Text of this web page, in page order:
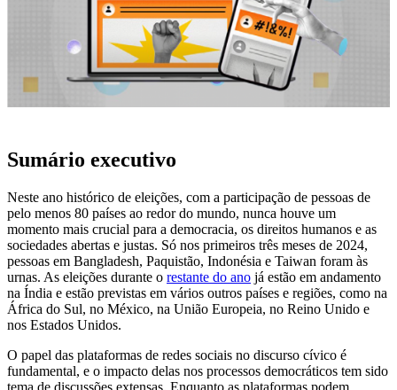
Sumário executivo
Neste ano histórico de eleições, com a participação de pessoas de
pelo menos 80 países ao redor do mundo, nunca houve um
momento mais crucial para a democracia, os direitos humanos e as
sociedades abertas e justas. Só nos primeiros três meses de 2024,
pessoas em Bangladesh, Paquistão, Indonésia e Taiwan foram às
urnas. As eleições durante o restante do ano já estão em andamento
na Índia e estão previstas em vários outros países e regiões, como na
África do Sul, no México, na União Europeia, no Reino Unido e
nos Estados Unidos.
O papel das plataformas de redes sociais no discurso cívico é
fundamental, e o impacto delas nos processos democráticos tem sido
tema de discussões extensas. Enquanto as plataformas podem